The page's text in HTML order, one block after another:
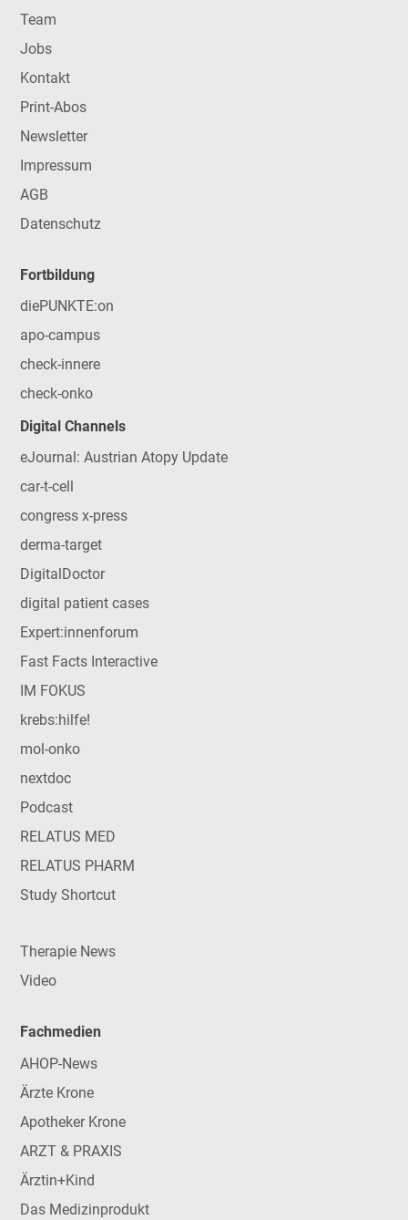
Team
Jobs
Kontakt
Print-Abos
Newsletter
Impressum
AGB
Datenschutz
Fortbildung
diePUNKTE:on
apo-campus
check-innere
check-onko
Digital Channels
eJournal: Austrian Atopy Update
car-t-cell
congress x-press
derma-target
DigitalDoctor
digital patient cases
Expert:innenforum
Fast Facts Interactive
IM FOKUS
krebs:hilfe!
mol-onko
nextdoc
Podcast
RELATUS MED
RELATUS PHARM
Study Shortcut
Therapie News
Video
Fachmedien
AHOP-News
Ärzte Krone
Apotheker Krone
ARZT & PRAXIS
Ärztin+Kind
Das Medizinprodukt